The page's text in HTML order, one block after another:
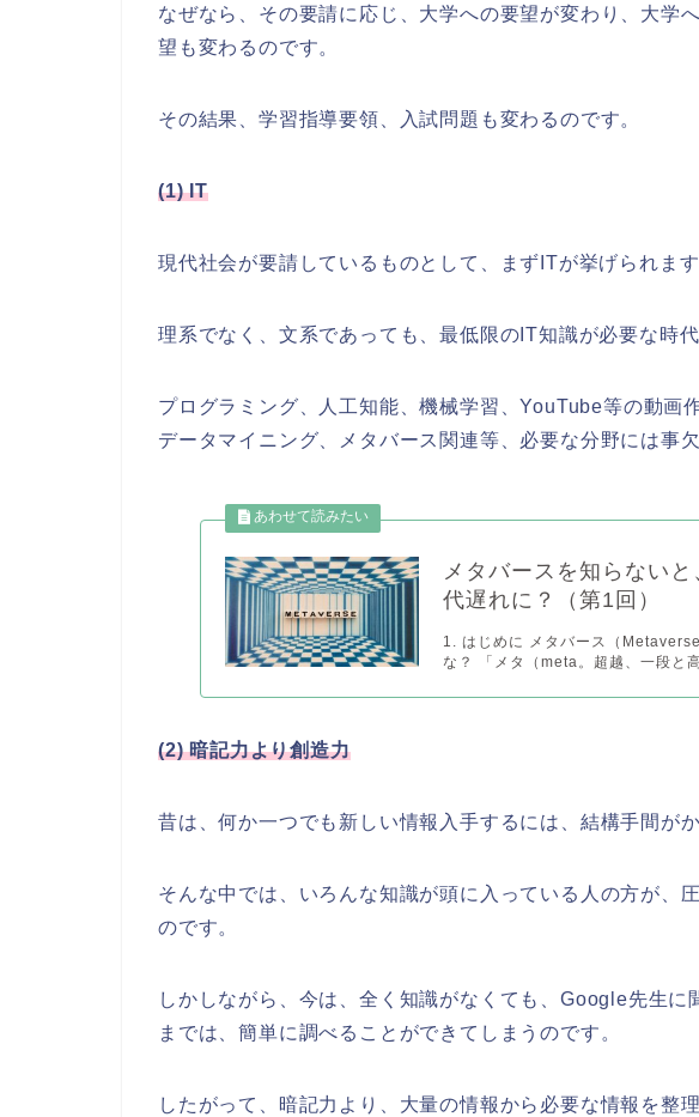
なぜなら、その要請に応じ、大学への要望が変わり、大学
望も変わるのです。
その結果、学習指導要領、入試問題も変わるのです。
(1) IT
現代社会が要請しているものとして、まずITが挙げられます
理系でなく、文系であっても、最低限のIT知識が必要な時代
プログラミング、人工知能、機械学習、YouTube等の動画
データマイニング、メタバース関連等、必要な分野には事欠
メタバースを知らない
代遅れに？（第1回）
1. はじめに メタバース（
な？ 「メタ（meta。超越、一段と
(2) 暗記力より創造力
昔は、何か一つでも新しい情報入手するには、結構手間がか
そんな中では、いろんな知識が頭に入っている人の方が、
のです。
しかしながら、今は、全く知識がなくても、Google先生に
までは、簡単に調べることができてしまうのです。
したがって、暗記力より、大量の情報から必要な情報を整